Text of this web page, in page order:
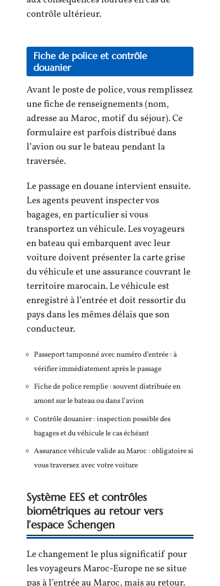
contrôle ultérieur.
Fiche de police et contrôle
douanier
Avant le poste de police, vous remplissez
une fiche de renseignements (nom,
adresse au Maroc, motif du séjour). Ce
formulaire est parfois distribué dans
l’avion ou sur le bateau pendant la
traversée.
Le passage en douane intervient ensuite.
Les agents peuvent inspecter vos
bagages, en particulier si vous
transportez un véhicule. Les voyageurs
en bateau qui embarquent avec leur
voiture doivent présenter la carte grise
du véhicule et une assurance couvrant le
territoire marocain. Le véhicule est
enregistré à l’entrée et doit ressortir du
pays dans les mêmes délais que son
conducteur.
Passeport tamponné avec numéro d’entrée : à
vérifier immédiatement après le passage
Fiche de police remplie : souvent distribuée en
amont sur le bateau ou dans l’avion
Contrôle douanier : inspection possible des
bagages et du véhicule le cas échéant
Assurance véhicule valide au Maroc : obligatoire si
vous traversez avec votre voiture
Système EES et contrôles
biométriques au retour vers
l’espace Schengen
Le changement le plus significatif pour
les voyageurs Maroc-Europe ne se situe
pas à l’entrée au Maroc, mais au retour.